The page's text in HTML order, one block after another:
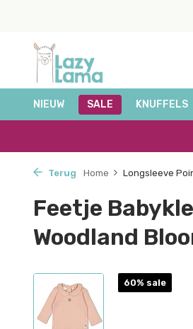
NIEUW SALE KNUFFELS
Terug Home Longsleeve
Feetje
Woodland
60% sale